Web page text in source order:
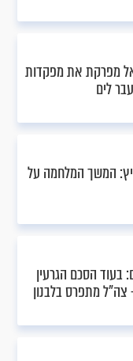
מפרקת את מפקדות
לים
המשך המלחמה על
בעוד הסכם הגרעין
מתפרס בלבנון